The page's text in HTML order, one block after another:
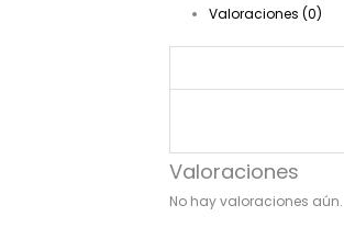
Valoraciones (0)
Valoraciones
No hay valoraciones aún.